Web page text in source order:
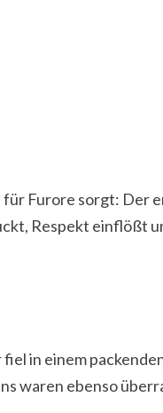
Furore sorgt: Der
Respekt einflößt
in einem
waren ebenso